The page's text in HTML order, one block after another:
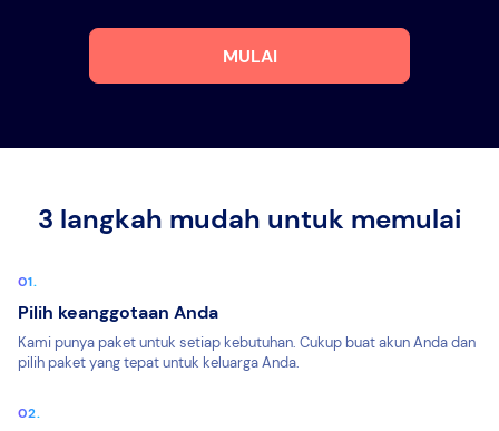
MULAI
3 langkah mudah untuk memulai
Pilih keanggotaan Anda
Kami punya paket untuk setiap kebutuhan. Cukup buat akun Anda dan
pilih paket yang tepat untuk keluarga Anda.